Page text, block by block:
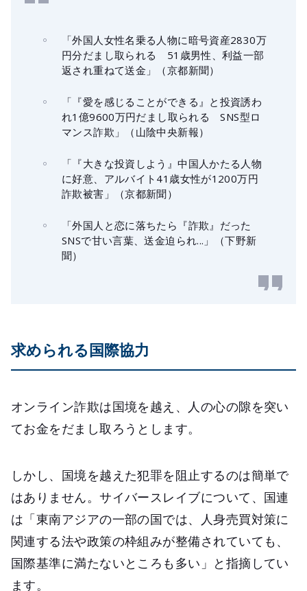
「外国人女性名乗る人物に暗号資産2830万
円分だまし取られる 51歳男性、利益一部
返され重ねて送金」（京都新聞）
「『愛を感じることができる』と投資誘わ
れ1億9600万円だまし取られる SNS型ロ
マンス詐欺」（山陰中央新報）
「『大きな投資しよう』中国人かたる人物
に好意、アルバイト41歳女性が1200万円
詐欺被害」（京都新聞）
「外国人と恋に落ちたら『詐欺』だった
SNSで甘い言葉、送金迫られ...」（下野新
聞）
求められる国際協力
オンライン詐欺は国境を越え、人の心の隙を突い
てお金をだまし取ろうとします。
しかし、国境を越えた犯罪を阻止するのは簡単で
はありません。サイバースレイブについて、国連
は「東南アジアの一部の国では、人身売買対策に
関連する法や政策の枠組みが整備されていても、
国際基準に満たないところも多い」と指摘してい
ます。